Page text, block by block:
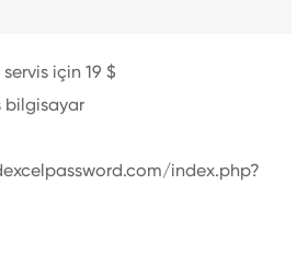
için 19 $
bilgisayar
index.php?